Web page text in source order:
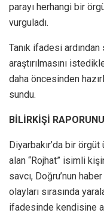
parayı herhangi bir
vurguladı.
Tanık ifadesi
araştırılmasını
daha öncesinden
sundu.
BİLİRKİŞİ
Diyarbakır’da bir
alan “Rojhat” isimli
savcı, Doğru’nun
olayları sırasında
ifadesinde kendisine